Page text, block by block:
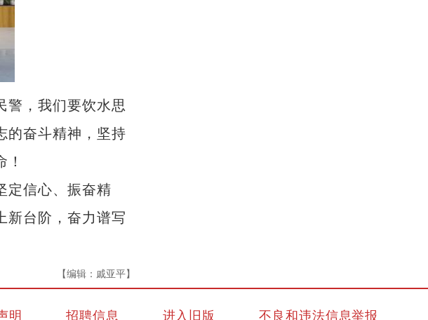
，我们要饮水思
的奋斗精神，坚持
信心、振奋精
新台阶，奋力谱写
【编辑：戚亚平】
明 招聘信息 进入旧版 不良和违法信息举报